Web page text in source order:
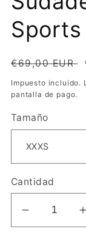
Precio
habitual
€69,00 EUR
Impuesto incluido.
pantalla de pago.
Tamaño
Cantidad
Reducir